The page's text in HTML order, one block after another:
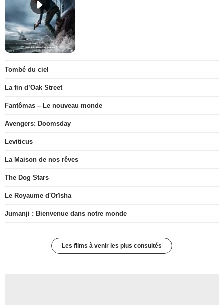
Tombé du ciel
La fin d’Oak Street
Fantômas – Le nouveau monde
Avengers: Doomsday
Leviticus
La Maison de nos rêves
The Dog Stars
Le Royaume d'Orïsha
Jumanji : Bienvenue dans notre monde
Les films à venir les plus consultés